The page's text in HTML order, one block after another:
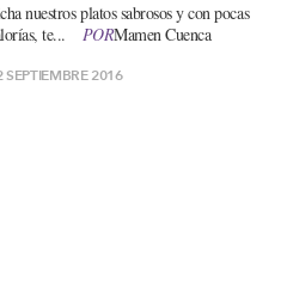
nuestros platos sabrosos y con pocas
te...
PORMamen Cuenca
SEPTIEMBRE 2016